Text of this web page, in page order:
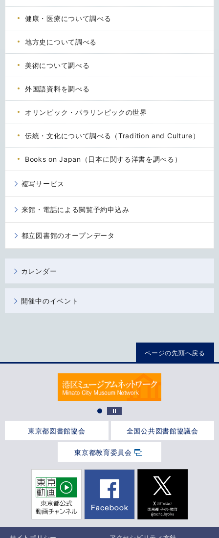
健康・医療について調べる
地方史について調べる
美術について調べる
外国語資料を調べる
オリンピック・パラリンピックの世界
伝統・文化について調べる（Tradition and Culture）
Books on Japan（日本に関する洋書を調べる）
複写サービス
来館・電話による閲覧予約申込み
都立図書館のオープンデータ
カレンダー
開催中のイベント
ページの先頭へ戻る
東京都図書館協会 全国公共図書館協議会
東京都教育委員会